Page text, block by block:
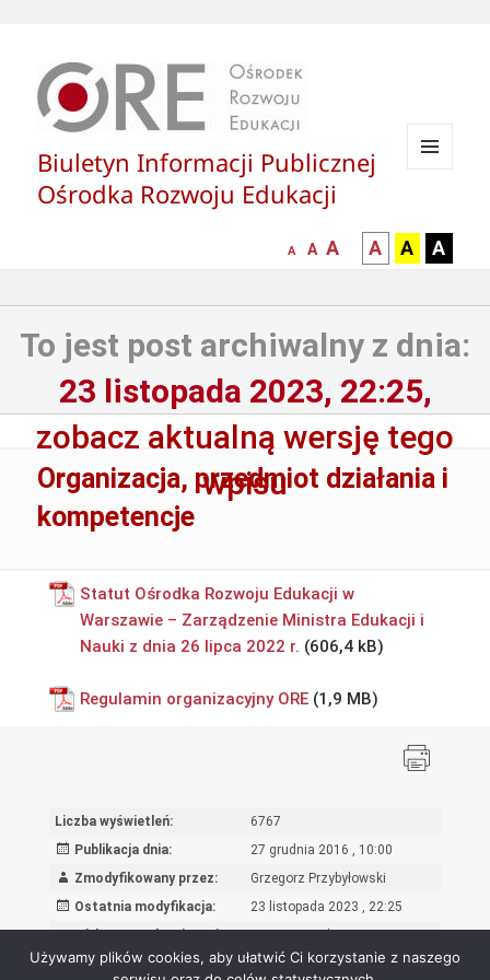
Biuletyn Informacji Publicznej
Ośrodka Rozwoju Edukacji
mniejsza
A
normalna
A
większa-
czcionka
A
kontrast
czarny
białym
A
kontrast
czarny
zółtym
A
żółty
A
To jest post archiwalny z dnia:
23 listopada 2023, 22:25,
zobacz aktualną wersję tego
wpisu
Organizacja, przedmiot działania i
kompetencje
Statut Ośrodka Rozwoju Edukacji w
Warszawie – Zarządzenie Ministra Edukacji i
Nauki z dnia 26 lipca 2022 r.
Regulamin organizacyjny ORE
Liczba wyświetleń:
6767
Publikacja dnia:
27 grudnia 2016 , 10:00
Zmodyfikowany przez:
Grzegorz Przybyłowski
Ostatnia modyfikacja:
23 listopada 2023 , 22:25
Powód wprowadzenia zmian:
Zmiana regulaminu
Używamy plików cookies, aby ułatwić Ci korzystanie z naszego